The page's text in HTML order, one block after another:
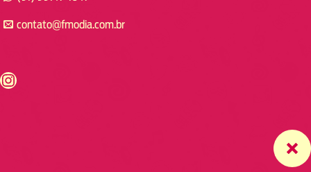
contato@fmodia.com.br
https://www.instagram.com/fmodia.cabofrio/